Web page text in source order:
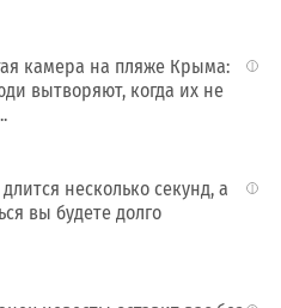
i
камера на пляже Крыма:
вытворяют, когда их не
i
несколько секунд, а
вы будете долго